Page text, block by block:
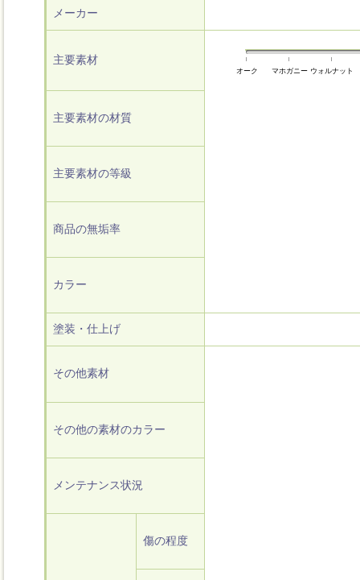
メーカー
主要素材
オーク マホガニー ウォルナット
主要素材の材質
主要素材の等級
商品の無垢率
カラー
塗装・仕上げ
その他素材
その他の素材のカラー
メンテナンス状況
傷の程度